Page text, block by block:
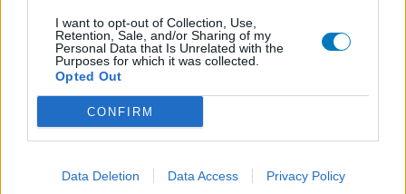
I want to opt-out of Collection, Use,
Retention, Sale, and/or Sharing of my
Personal Data that Is Unrelated with the
Purposes for which it was collected.
Opted Out
CONFIRM
Data Deletion Data Access Privacy Policy
Bitte beachten Sie, dass eine Erfahrung von Person zu Person
unterschiedlich sein kann und dass Sie sich immer an Ihren Arzt
oder Apotheker wenden sollten, um medizinischen Rat zu